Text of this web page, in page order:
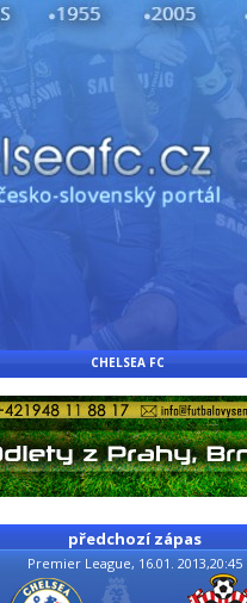
CHELSEA FC
předchozí zápas
Premier League, 16.01. 2013,20:45